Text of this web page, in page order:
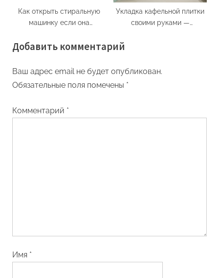
Как открыть стиральную
машинку если она
Укладка кафельной плитки
своими руками —
Добавить комментарий
Ваш адрес email не будет опубликован.
Обязательные поля помечены *
Комментарий *
Имя *